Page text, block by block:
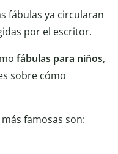
fábulas ya circularan
por el escritor.
fábulas para niños,
sobre cómo
más famosas son: